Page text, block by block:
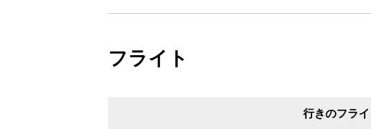
フライト
行きのフライ